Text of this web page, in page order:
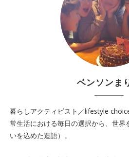
ベンソンま
暮らしアクティビスト／lifestyle
常生活における毎日の選択から、世界
いを込めた造語）。